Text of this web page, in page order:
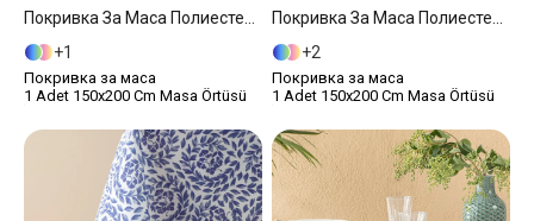
1
Покривка за маса
1 Adet 150x200 Cm Masa Örtüsü
2
Покривка за маса
1 Adet 150x200 Cm Masa Örtüsü